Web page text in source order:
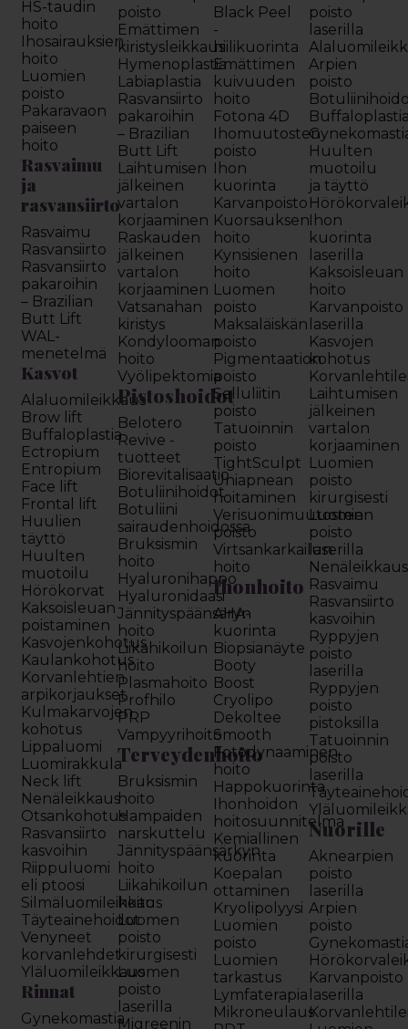
HS-taudin
hoito
Ihosairauksien
hoito
Luomien
poisto
Pakaravaon
paiseen
hoito
Rasvaimu
ja
rasvansiirto
Rasvaimu
Rasvansiirto
Rasvansiirto
pakaroihin
– Brazilian
Butt Lift
WAL-
menetelmä
Kasvot
Alaluomileikkaus
Brow lift
Buffaloplastia
Ectropium
Entropium
Face lift
Frontal lift
Huulien
täyttö
Huulten
muotoilu
Hörökorvat
Kaksoisleuan
poistaminen
Kasvojenkohotus
Kaulankohotus
Korvanlehtien
arpikorjaukset
Kulmakarvojen
kohotus
Lippaluomi
Luomirakkula
Neck lift
Nenäleikkaus
Otsankohotus
Rasvansiirto
kasvoihin
Riippuluomi
eli ptoosi
Silmäluomileikkaus
Täyteainehoidot
Venyneet
korvanlehdet
Yläluomileikkaus
Rinnat
Gynekomastia
poisto
Emättimen
kiristysleikkaus
Hymenoplastia
Labiaplastia
Rasvansiirto
pakaroihin
– Brazilian
Butt Lift
Laihtumisen
jälkeinen
vartalon
korjaaminen
Raskauden
jälkeinen
vartalon
korjaaminen
Vatsanahan
kiristys
Kondylooman
hoito
Vyölipektomia
Pistoshoidot
Belotero
Revive -
tuotteet
Biorevitalisaatio
Botuliinihoidot
Botuliini
sairaudenhoidossa
Bruksismin
hoito
Hyaluronihappo
Hyaluronidaasi
Jännityspäänsäryn
hoito
Liikahikoilun
hoito
Plasmahoito
Profhilo
PRP
Vampyyrihoito
Terveydenhoito
Bruksismin
hoito
Hampaiden
narskuttelu
Jännityspäänsärkyn
hoito
Liikahikoilun
hoito
Luomen
poisto
kirurgisesti
Luomen
poisto
laserilla
Migreenin
Black Peel
-
hiilikuorinta
Emättimen
kuivuuden
hoito
Fotona 4D
Ihomuutosten
poisto
Ihon
kuorinta
Karvanpoisto
Kuorsauksen
hoito
Kynsisienen
hoito
Luomen
poisto
Maksaläiskän
poisto
Pigmentaation
poisto
Selluliitin
poisto
Tatuoinnin
poisto
TightSculpt
Uniapnean
hoitaminen
Verisuonimuutosten
poisto
Virtsankarkailun
hoito
Ihonhoito
AHA-
kuorinta
Biopsianäyte
Booty
Boost
Cryolipo
Dekoltee
Smooth
Fotodynaaminen
hoito
Happokuorinta
Ihonhoidon
hoitosuunnitelma
Kemiallinen
kuorinta
Koepalan
ottaminen
Kryolipolyysi
Luomien
poisto
Luomien
tarkastus
Lymfaterapia
Mikroneulaus
poisto
laserilla
Arpien
poisto
Huulten
muotoilu
ja täyttö
Ihon
kuorinta
laserilla
Kaksoisleuan
hoito
Karvanpoisto
laserilla
Kasvojen
kohotus
Laihtumisen
jälkeinen
vartalon
korjaaminen
Luomien
poisto
kirurgisesti
Luomien
poisto
laserilla
Nenäleikkaus
Rasvaimu
Rasvansiirto
kasvoihin
Ryppyjen
poisto
laserilla
Ryppyjen
poisto
pistoksilla
Tatuoinnin
poisto
laserilla
Nuorille
Aknearpien
poisto
laserilla
Arpien
poisto
Karvanpoisto
laserilla